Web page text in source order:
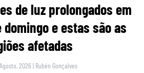
de luz prolongados em
e estas são as
afetadas
2026 | Rubén Gonçalves